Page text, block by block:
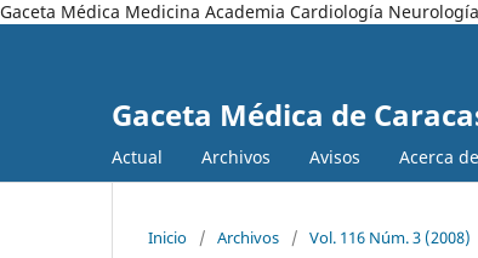
Gaceta Médica Medicina Academia Cardiología
Gaceta Médica de
Actual Archivos Avisos Acerca de
Inicio / Archivos / Vol. 116 Núm. 3 (2008)